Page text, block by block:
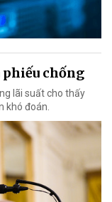
phiếu chống
lãi suất cho thấy
khó đoán.